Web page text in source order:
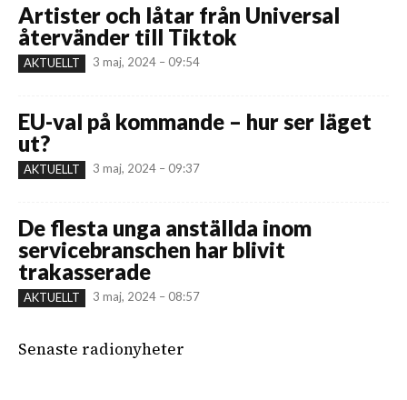
Artister och låtar från Universal
återvänder till Tiktok
AKTUELLT 3 maj, 2024 – 09:54
EU-val på kommande – hur ser läget
ut?
AKTUELLT 3 maj, 2024 – 09:37
De flesta unga anställda inom
servicebranschen har blivit
trakasserade
AKTUELLT 3 maj, 2024 – 08:57
Senaste radionyheter